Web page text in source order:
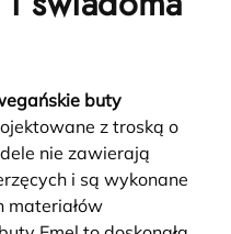
buty
z troską o
nie zawierają
i są wykonane
materiałów